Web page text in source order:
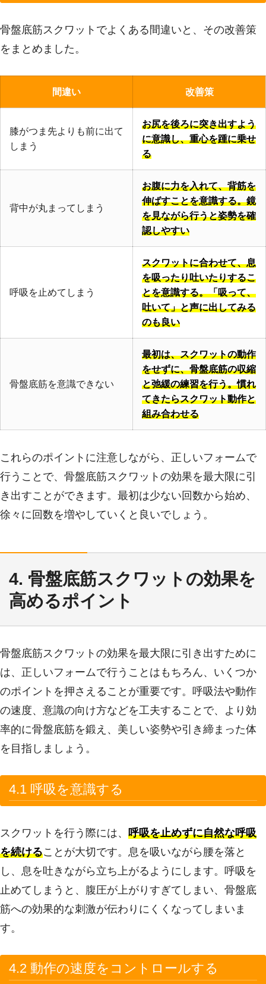
骨盤底筋スクワットでよくある間違いと、その改善策
をまとめました。
間違い 改善策
膝がつま先よりも前に出て
しまう
お尻を後ろに突き出すよう
に意識し、重心を踵に乗せ
る
背中が丸まってしまう
お腹に力を入れて、背筋を
伸ばすことを意識する。鏡
を見ながら行うと姿勢を確
認しやすい
呼吸を止めてしまう
スクワットに合わせて、息
を吸ったり吐いたりするこ
とを意識する。「吸って、
吐いて」と声に出してみる
のも良い
骨盤底筋を意識できない
最初は、スクワットの動作
をせずに、骨盤底筋の収縮
と弛緩の練習を行う。慣れ
てきたらスクワット動作と
組み合わせる
これらのポイントに注意しながら、正しいフォームで
行うことで、骨盤底筋スクワットの効果を最大限に引
き出すことができます。最初は少ない回数から始め、
徐々に回数を増やしていくと良いでしょう。
4. 骨盤底筋スクワットの効果を
高めるポイント
骨盤底筋スクワットの効果を最大限に引き出すために
は、正しいフォームで行うことはもちろん、いくつか
のポイントを押さえることが重要です。呼吸法や動作
の速度、意識の向け方などを工夫することで、より効
率的に骨盤底筋を鍛え、美しい姿勢や引き締まった体
を目指しましょう。
4.1 呼吸を意識する
スクワットを行う際には、 呼吸を止めずに自然な呼吸
を続けることが大切です。息を吸いながら腰を落と
し、息を吐きながら立ち上がるようにします。呼吸を
止めてしまうと、腹圧が上がりすぎてしまい、骨盤底
筋への効果的な刺激が伝わりにくくなってしまいま
す。
4.2 動作の速度をコントロールする